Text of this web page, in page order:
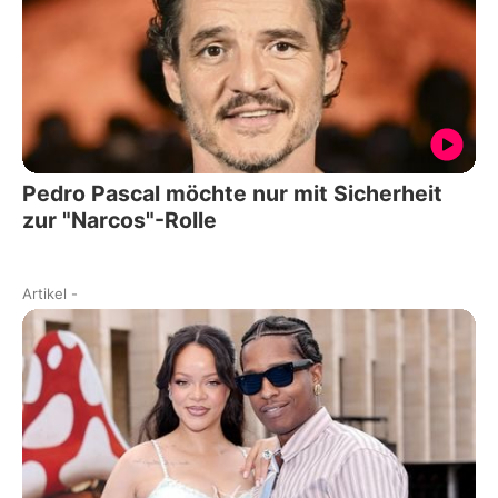
Pedro Pascal möchte nur mit Sicherheit
zur "Narcos"-Rolle
Artikel -